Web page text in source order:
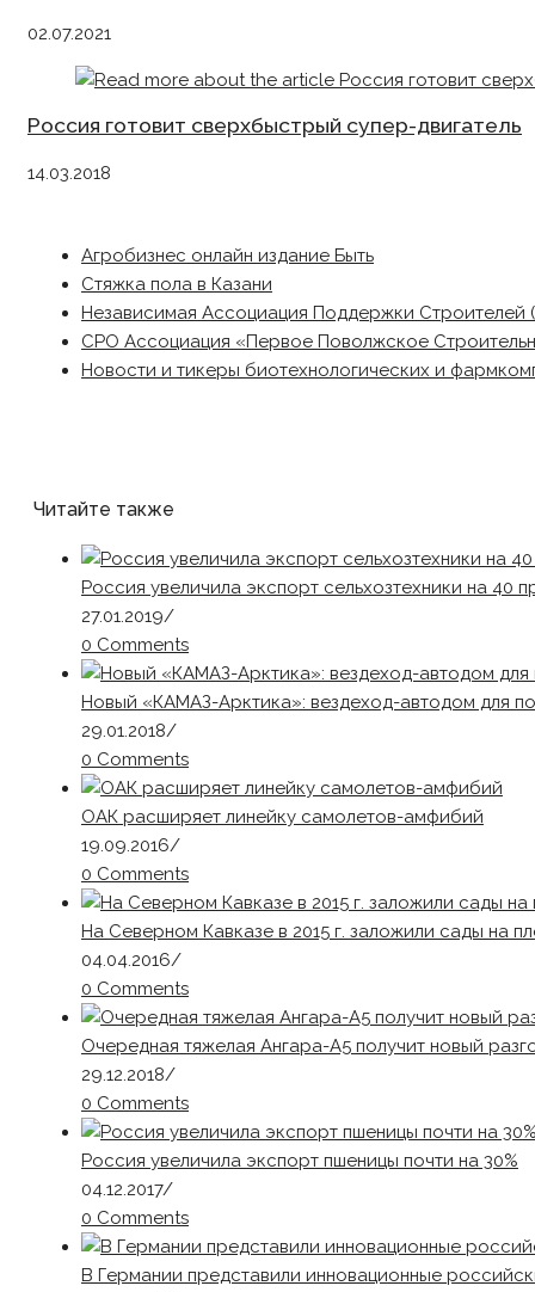
02.07.2021
Россия готовит сверхбыстрый супер-двигатель
14.03.2018
Агробизнес онлайн издание Быть
Стяжка пола в Казани
Независимая Ассоциация Поддержки Строителей
СРО Ассоциация «Первое Поволжское
Новости и тикеры биотехнологических и
Читайте также
Россия увеличила экспорт сельхозтехники на 40
27.01.2019/
0 Comments
Новый «КАМАЗ-Арктика»: вездеход-автодом для
29.01.2018/
0 Comments
ОАК расширяет линейку самолетов-амфибий
19.09.2016/
0 Comments
На Северном Кавказе в 2015 г. заложили сады на
04.04.2016/
0 Comments
Очередная тяжелая Ангара-А5 получит новый
29.12.2018/
0 Comments
Россия увеличила экспорт пшеницы почти на 30%
04.12.2017/
0 Comments
В Германии представили инновационные